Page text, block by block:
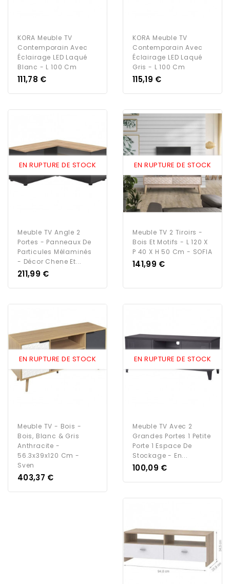
KORA Meuble TV
Contemporain Avec
Éclairage LED Laqué
Blanc - L 100 Cm
Prix
111,78 €
KORA Meuble TV
Contemporain Avec
Éclairage LED Laqué
Gris - L 100 Cm
Prix
115,19 €
EN RUPTURE DE STOCK
Meuble TV Angle 2
Portes - Panneaux De
Particules Mélaminés
- Décor Chene Et...
Prix
211,99 €
EN RUPTURE DE STOCK
Meuble TV 2 Tiroirs -
Bois Et Motifs - L 120 X
P 40 X H 50 Cm - SOFIA
Prix
141,99 €
EN RUPTURE DE STOCK
Meuble TV - Bois -
Bois, Blanc & Gris
Anthracite -
56.3x39x120 Cm -
Sven
Prix
403,37 €
EN RUPTURE DE STOCK
Meuble TV Avec 2
Grandes Portes 1 Petite
Porte 1 Espace De
Stockage - En...
Prix
100,09 €